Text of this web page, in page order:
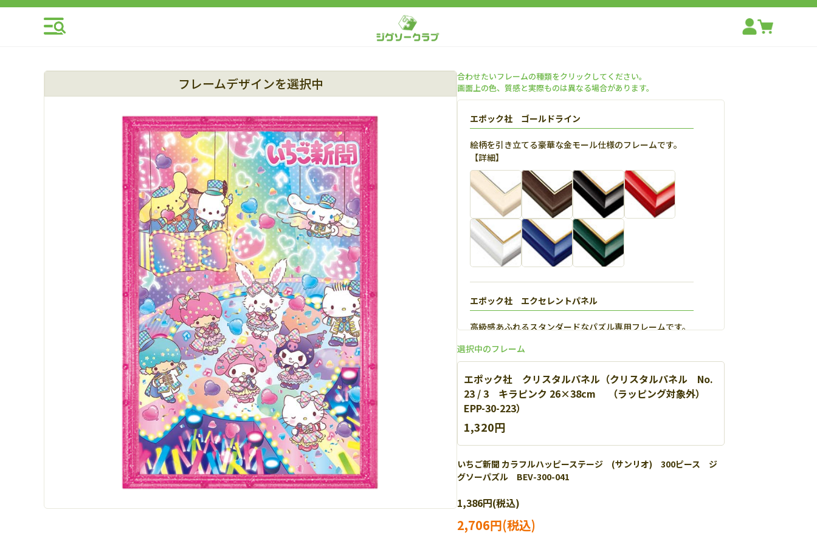
フレームデザインを選択中
合わせたいフレームの種類をクリックしてください。
画面上の色、質感と実際ものは異なる場合があります。
エポック社 ゴールドライン
絵柄を引き立てる豪華な金モール仕様のフレームです。
【詳細】
エポック社 エクセレントパネル
高級感あふれるスタンダードなパズル専用フレームです。
エポック社 パネルマックス
軽量なアルミを使用し丈夫で扱いやすいパネルです。【
細】
選択中のフレーム
エポック社 クリスタルパネル（クリスタルパネル No.
23 / 3 キラピンク 26×38cm （ラッピング対象外）
EPP-30-223）
1,320円
いちご新聞 カラフルハッピーステージ (サンリオ) 300ピース ジ
グソーパズル BEV-300-041
1,386円(税込)
2,706円(税込)